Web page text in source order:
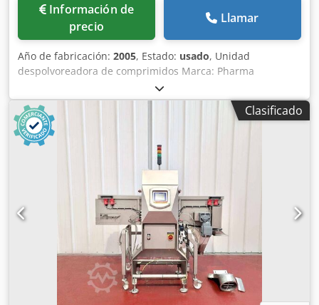
Información de
precio
Llamar
Año de fabricación: 2005, Estado: usado, Unidad
despolvoreadora de comprimidos Marca: Pharma
technology Modelo: 1200 S Velocidad de cinta
transportadora: ajustable Altura de elevación: 1200 mm
Alimentación: 230 V Módulo de control: detección de
metales Cedex Rz Iwspfx Ab Horf Marca: Safeline Modelo:
Tab/ex Año: 2005 Alimentación: 230 V Válvula de expulsión
para productos no conformes.
Clasificado